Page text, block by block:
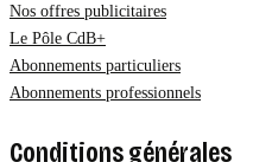
Nos offres publicitaires
Le Pôle CdB+
Abonnements particuliers
Abonnements professionnels
Conditions générales